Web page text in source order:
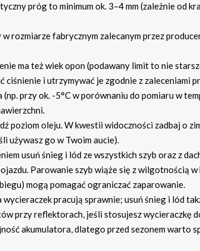
próg to minimum ok. 3–4 mm (zależnie od
rozmiarze fabrycznym zalecanym przez
ma też wiek opon (podawany limit to nie
ciśnienie i utrzymywać je zgodnie z zaleceniami
przy ok. -5°C w porównaniu do pomiaru w
poziom oleju. W kwestii widoczności zadbaj o
używasz go w Twoim aucie).
usuń śnieg i lód ze wszystkich szyb oraz z
Parowanie szyb wiąże się z wilgotnością
mogą pomagać ograniczać zaparowanie.
wycieraczek pracują sprawnie; usuń śnieg i lód
przy reflektorach, jeśli stosujesz wycieraczkę
akumulatora, dlatego przed sezonem warto